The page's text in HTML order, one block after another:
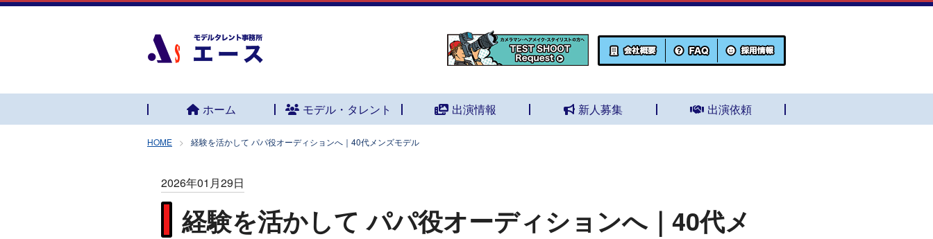
ホーム モデル・タレント 出演情報 新人募集 出演依頼
HOME 経験を活かして パパ役オーディションへ｜40代メンズモデル
2026年01月29日
経験を活かして パパ役オーディションへ｜40代メ